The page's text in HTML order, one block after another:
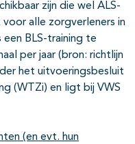
zijn die wel ALS-
alle zorgverleners in
BLS-training te
per jaar (bron: richtlijn
het uitvoeringsbesluit
(WTZi) en ligt bij VWS
(en evt. hun